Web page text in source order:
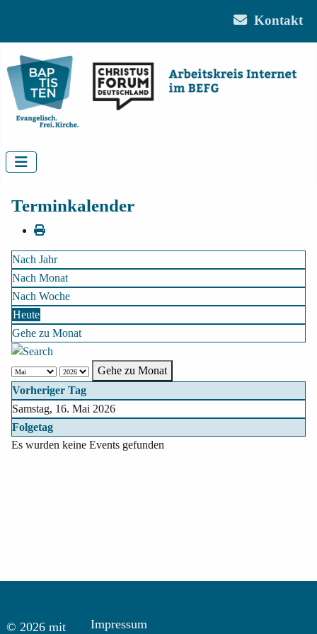
Kontakt
Terminkalender
Nach Jahr
Nach Monat
Nach Woche
Heute
Gehe zu Monat
Gehe zu Monat
Vorheriger Tag
Samstag, 16. Mai 2026
Folgetag
Es wurden keine Events gefunden
© 2026 mit Impressum